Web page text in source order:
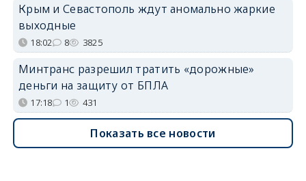
Крым и Севастополь ждут аномально жаркие
выходные
18:02 8 3825
Минтранс разрешил тратить «дорожные»
деньги на защиту от БПЛА
17:18 1 431
Показать все новости